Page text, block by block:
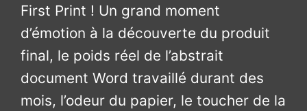
First Print ! Un grand moment
d’émotion à la découverte du produit
final, le poids réel de l’abstrait
document Word travaillé durant des
mois, l’odeur du papier, le toucher de la